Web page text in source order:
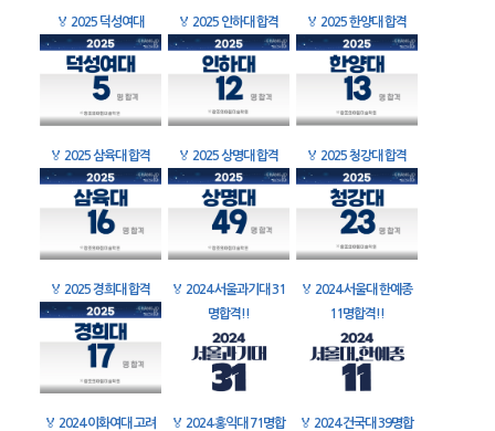
🏅 2025 덕성여대 🏅 2025 인하대 합격 🏅 2025 한양대 합격
🏅 2025 삼육대 합격 🏅 2025 상명대 합격 🏅 2025 청강대 합격
🏅 2025 경희대 합격 🏅 2024 서울과기대 31
명합격!!
🏅 2024 서울대 한예종
11명합격!!
🏅 2024 이화여대 고려
🏅 2024 홍익대 71명합
🏅 2024 건국대 39명합